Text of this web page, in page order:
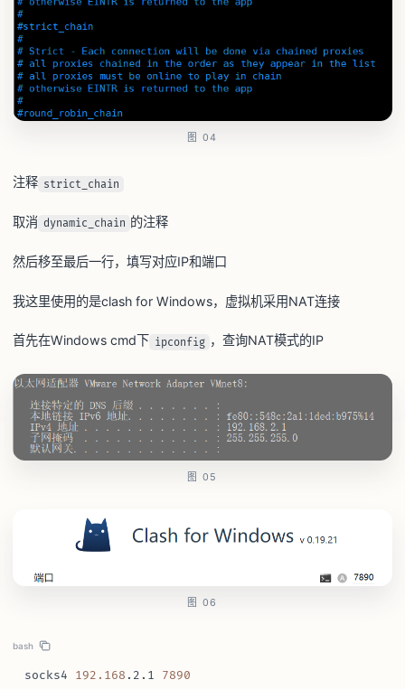
图 04
注释 strict_chain
取消 dynamic_chain 的注释
然后移至最后一行，填写对应IP和端口
我这里使用的是clash for Windows，虚拟机采用NAT连接
首先在Windows cmd下 ipconfig ，查询NAT模式的IP
图 05
图 06
bash
socks4 192.168 .2.1 7890